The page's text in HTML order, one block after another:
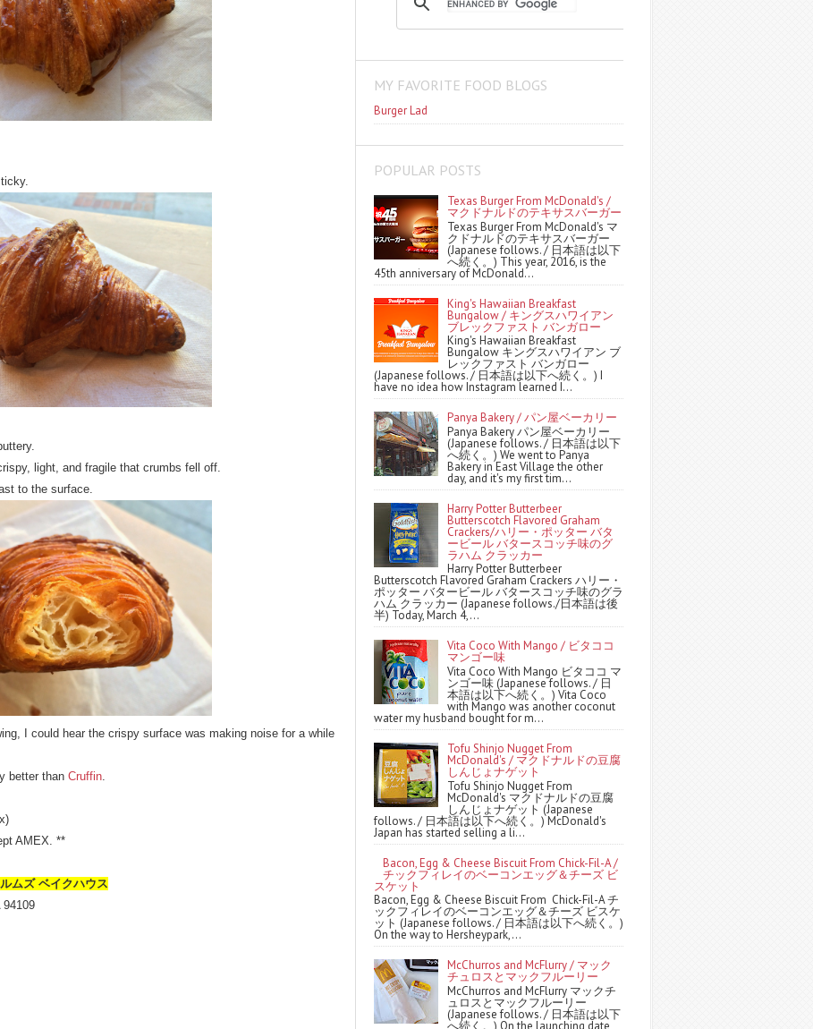
light, and fragile that crumbs fell off.
to the surface.
I could hear the crispy surface was making noise for a while
better than Cruffin.
AMEX. **
ムズ ベイクハウス
94109
MY FAVORITE FOOD BLOGS
Burger Lad
POPULAR POSTS
Texas Burger From McDonald's /
マクドナルドのテキサスバーガー
Texas Burger From McDonald's マ
クドナルドのテキサスバーガー
(Japanese follows. / 日本語は以下
へ続く。) This year, 2016, is the
45th anniversary of McDonald...
King's Hawaiian Breakfast
Bungalow / キングスハワイアン
ブレックファスト バンガロー
King's Hawaiian Breakfast
Bungalow キングスハワイアン ブ
レックファスト バンガロー
(Japanese follows. / 日本語は以下へ続く。) I
have no idea how Instagram learned I...
Panya Bakery / パン屋ベーカリー
Panya Bakery パン屋ベーカリー
(Japanese follows. / 日本語は以下
へ続く。) We went to Panya
Bakery in East Village the other
day, and it's my first tim...
Harry Potter Butterbeer
Butterscotch Flavored Graham
Crackers/ハリー・ポッター バタ
ービール バタースコッチ味のグ
ラハム クラッカー
Harry Potter Butterbeer
Butterscotch Flavored Graham Crackers ハリー・
ポッター バタービール バタースコッチ味のグラ
ハム クラッカー (Japanese follows./日本語は後
半) Today, March 4,...
Vita Coco With Mango / ビタココ
マンゴー味
Vita Coco With Mango ビタココ マ
ンゴー味 (Japanese follows. / 日
本語は以下へ続く。) Vita Coco
with Mango was another coconut
water my husband bought for m...
Tofu Shinjo Nugget From
McDonald's / マクドナルドの豆腐
しんじょナゲット
Tofu Shinjo Nugget From
McDonald's マクドナルドの豆腐
しんじょナゲット (Japanese
follows. / 日本語は以下へ続く。) McDonald's
Japan has started selling a li...
Bacon, Egg & Cheese Biscuit From Chick-Fil-A /
チックフィレイのベーコンエッグ＆チーズ ビ
スケット
Bacon, Egg & Cheese Biscuit From Chick-Fil-A チ
ックフィレイのベーコンエッグ＆チーズ ビスケ
ット (Japanese follows. / 日本語は以下へ続く。)
On the way to Hersheypark,...
McChurros and McFlurry / マック
チュロスとマックフルーリー
McChurros and McFlurry マックチ
ュロスとマックフルーリー
(Japanese follows. / 日本語は以下
へ続く。) On the launching date